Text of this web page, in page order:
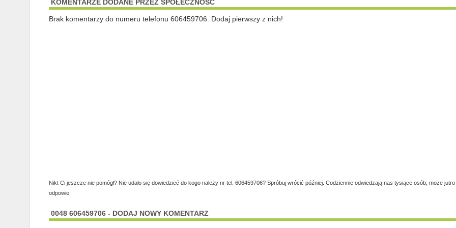
KOMENTARZE DODANE PRZEZ SPOŁECZNOŚĆ
Brak komentarzy do numeru telefonu 606459706. Dodaj pierwszy z nich!
Nikt Ci jeszcze nie pomógł? Nie udało się dowiedzieć do kogo należy nr tel. 606459706? Spróbuj wrócić później. Codziennie odwiedzają nas tysiące osób, może
odpowie.
0048 606459706 - DODAJ NOWY KOMENTARZ